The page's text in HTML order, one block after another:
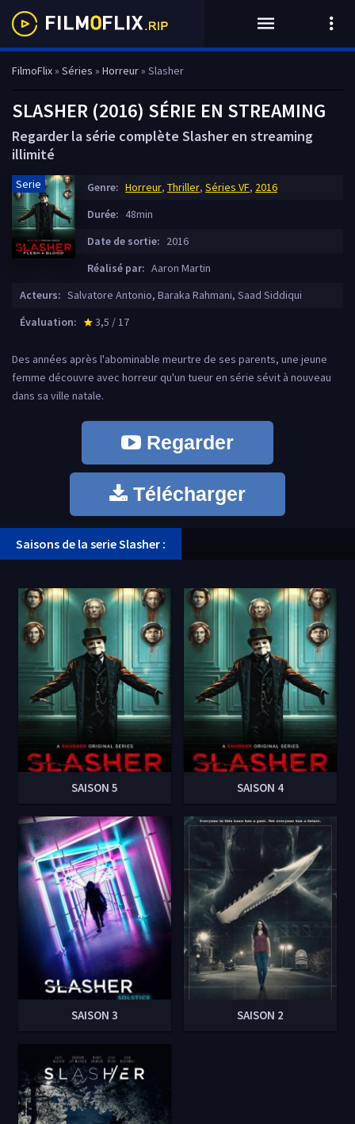
FilmoFlix» Séries » Horreur» Slasher
SLASHER (2016) SÉRIE EN STREAMING
Regarder la série complète Slasher en streaming
illimité
Serie Genre: Horreur, Thriller, Séries VF, 2016
Durée: 48min
Date de sortie: 2016
Réalisé par: Aaron Martin
Acteurs: Salvatore Antonio, Baraka Rahmani, Saad Siddiqui
Évaluation:
star_rate
3,5 / 17
Des années après l'abominable meurtre de ses parents, une jeune
femme découvre avec horreur qu'un tueur en série sévit à nouveau
dans sa ville natale.
Regarder
Télécharger
Saisons de la serie Slasher :
SAISON 5 SAISON 4
SAISON 3 SAISON 2